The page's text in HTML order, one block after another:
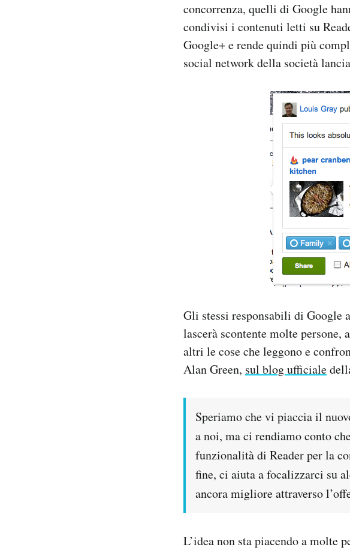
concorrenza, quelli di Google
condivisi i contenuti letti su
Google+ e rende quindi più
social network della società
Gli stessi responsabili di Google
lascerà scontente molte persone,
altri le cose che leggono e
Alan Green, sul blog ufficiale
Speriamo che vi piaccia il
a noi, ma ci rendiamo conto
funzionalità di Reader per la
fine, ci aiuta a focalizzarci su
ancora migliore attraverso
L’idea non sta piacendo a molte